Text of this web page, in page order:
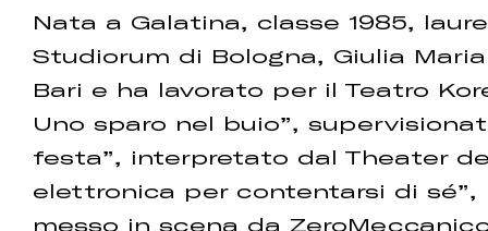
Nata a Galatina, classe 1985,
Studiorum di Bologna, Giulia
Bari e ha lavorato per il Teatro
Uno sparo nel buio”,
festa”, interpretato dal Theater
elettronica per contentarsi di sé”,
messo in scena da